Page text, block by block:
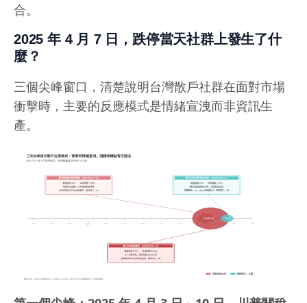
合。
2025 年 4 月 7 日，跌停當天社群上發生了什
麼？
三個尖峰窗口，清楚說明台灣散戶社群在面對市場
衝擊時，主要的反應模式是情緒宣洩而非資訊生
產。